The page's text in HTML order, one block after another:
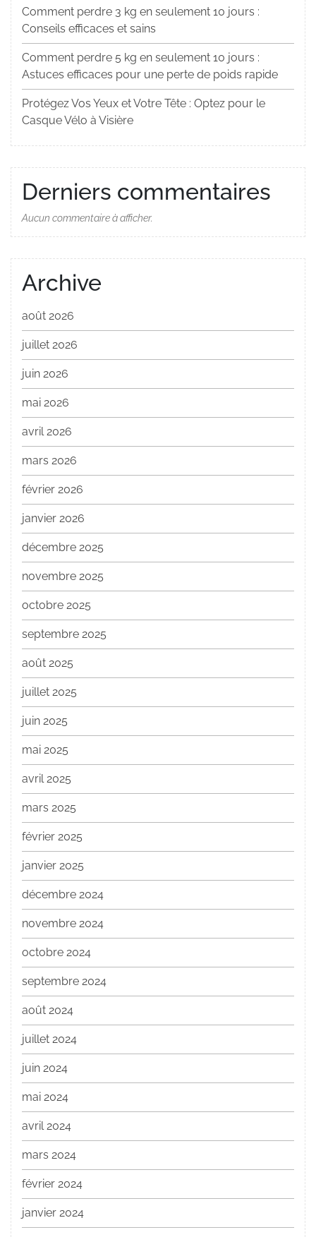
Comment perdre 3 kg en seulement 10 jours :
Conseils efficaces et sains
Comment perdre 5 kg en seulement 10 jours :
Astuces efficaces pour une perte de poids rapide
Protégez Vos Yeux et Votre Tête : Optez pour le
Casque Vélo à Visière
Derniers commentaires
Aucun commentaire à afficher.
Archive
août 2026
juillet 2026
juin 2026
mai 2026
avril 2026
mars 2026
février 2026
janvier 2026
décembre 2025
novembre 2025
octobre 2025
septembre 2025
août 2025
juillet 2025
juin 2025
mai 2025
avril 2025
mars 2025
février 2025
janvier 2025
décembre 2024
novembre 2024
octobre 2024
septembre 2024
août 2024
juillet 2024
juin 2024
mai 2024
avril 2024
mars 2024
février 2024
janvier 2024